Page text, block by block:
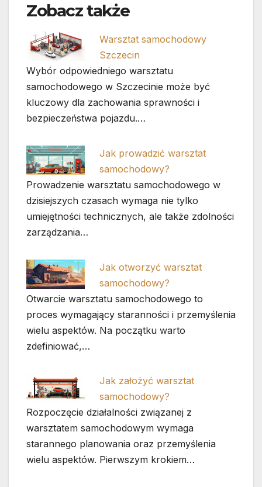
Zobacz także
Warsztat samochodowy
Szczecin
Wybór odpowiedniego warsztatu
samochodowego w Szczecinie może być
kluczowy dla zachowania sprawności i
bezpieczeństwa pojazdu.…
Jak prowadzić warsztat
samochodowy?
Prowadzenie warsztatu samochodowego w
dzisiejszych czasach wymaga nie tylko
umiejętności technicznych, ale także zdolności
zarządzania…
Jak otworzyć warsztat
samochodowy?
Otwarcie warsztatu samochodowego to
proces wymagający staranności i przemyślenia
wielu aspektów. Na początku warto
zdefiniować,…
Jak założyć warsztat
samochodowy?
Rozpoczęcie działalności związanej z
warsztatem samochodowym wymaga
starannego planowania oraz przemyślenia
wielu aspektów. Pierwszym krokiem…